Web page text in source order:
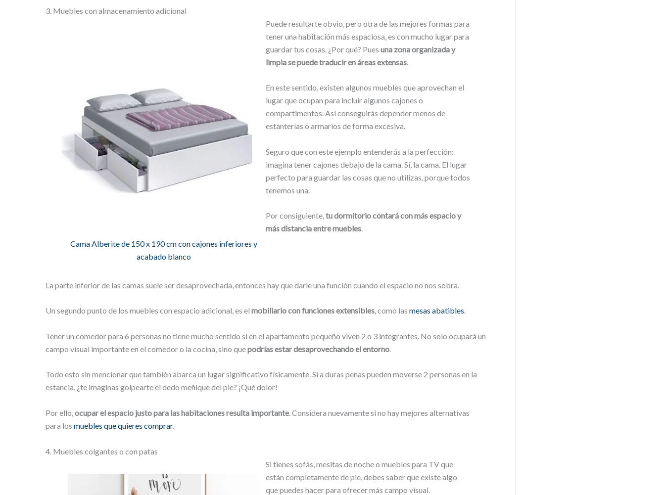
3. Muebles con almacenamiento adicional
Cama Alberite de 150 x 190 cm con cajones inferiores y
acabado blanco
Puede resultarte obvio, pero otra de las mejores formas para
tener una habitación más espaciosa, es con mucho lugar para
guardar tus cosas. ¿Por qué? Pues una zona organizada y
limpia se puede traducir en áreas extensas
En este sentido, existen algunos muebles que aprovechan el
lugar que ocupan para incluir algunos cajones o
compartimentos. Así conseguirás depender menos de
estanterías o armarios de forma excesiva.
Seguro que con este ejemplo entenderás a la perfección:
imagina tener cajones debajo de la cama. Sí, la cama. El lugar
perfecto para guardar las cosas que no utilizas, porque todos
tenemos una.
Por consiguiente,tu dormitorio contará con más espacio y
más distancia entre muebles.
La parte inferior de las camas suele ser desaprovechada, entonces hay que darle una función cuando el espacio no nos sobra.
Un segundo punto de los muebles con espacio adicional, es el mobiliario con funciones extensibles, como las mesas abatibles.
Tener un comedor para 6 personas no tiene mucho sentido si en el apartamento pequeño viven 2 o 3 integrantes. No solo ocupará un
campo visual importante en el comedor o la cocina, sino quepodrías estar desaprovechando el entorno
Todo esto sin mencionar que también abarca un lugar significativo físicamente. Si a duras penas pueden moverse 2 personas en la
estancia, ¿te imaginas golpearte el dedo meñique del pie? ¡Qué dolor!
Por ello,ocupar el espacio justo para las habitaciones resulta importante. Considera nuevamente si no hay mejores alternativas
para los muebles que quieres comprar.
4. Muebles colgantes o con patas
Si tienes sofás, mesitas de noche o muebles para TV que
están completamente de pie, debes saber que existe algo
que puedes hacer para ofrecer más campo visual.